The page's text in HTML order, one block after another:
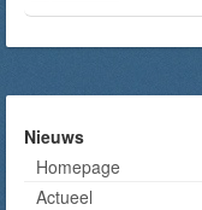
Nieuws
Homepage
Actueel